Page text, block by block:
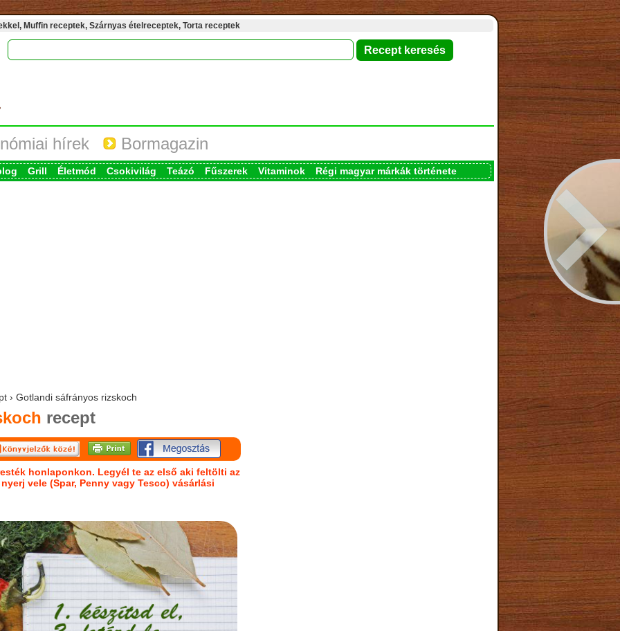
Muffin receptek, Szárnyas ételreceptek, Torta receptek
hírek Bormagazin
Grill Életmód Csokivilág Teázó Fűszerek Vitaminok Régi magyar márkák története
› Gotlandi sáfrányos rizskoch
recept
honlaponkon. Legyél te az első aki feltölti az
vele (Spar, Penny vagy Tesco) vásárlási